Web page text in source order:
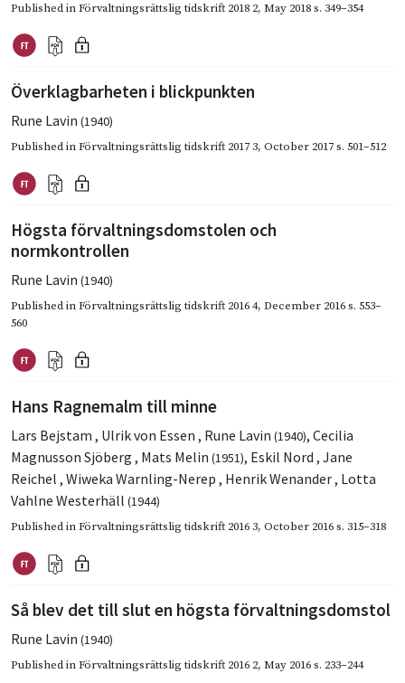
Published inFörvaltningsrättslig tidskrift 2018 2, May 2018s. 349–354
Överklagbarheten i blickpunkten
Rune Lavin (1940)
Published inFörvaltningsrättslig tidskrift 2017 3, October 2017s. 501–512
Högsta förvaltningsdomstolen och
normkontrollen
Rune Lavin (1940)
Published inFörvaltningsrättslig tidskrift 2016 4, December 2016s. 553–
560
Hans Ragnemalm till minne
Lars Bejstam , Ulrik von Essen , Rune Lavin (1940), Cecilia
Magnusson Sjöberg , Mats Melin (1951), Eskil Nord , Jane
Reichel , Wiweka Warnling-Nerep , Henrik Wenander, Lotta
Vahlne Westerhäll (1944)
Published inFörvaltningsrättslig tidskrift 2016 3, October 2016s. 315–318
Så blev det till slut en högsta förvaltningsdomstol
Rune Lavin (1940)
Published inFörvaltningsrättslig tidskrift 2016 2, May 2016s. 233–244